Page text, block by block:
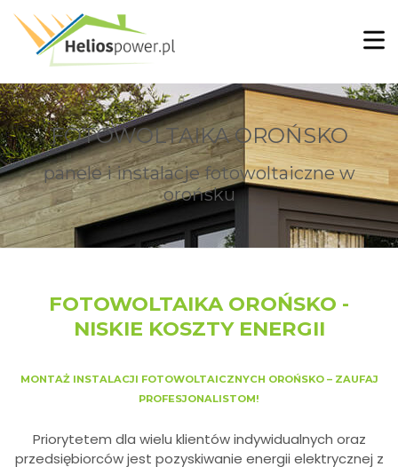
FOTOWOLTAIKA OROŃSKO
panele i instalacje fotowoltaiczne w
orońsku
FOTOWOLTAIKA OROŃSKO -
NISKIE KOSZTY ENERGII
MONTAŻ INSTALACJI FOTOWOLTAICZNYCH OROŃSKO – ZAUFAJ
PROFESJONALISTOM!
Priorytetem dla wielu klientów indywidualnych oraz
przedsiębiorców jest pozyskiwanie energii elektrycznej z